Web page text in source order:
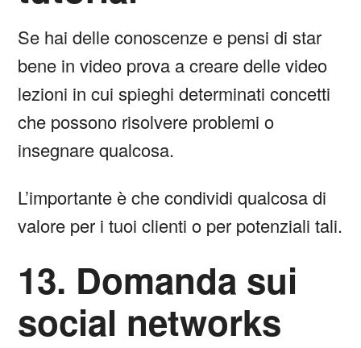
Se hai delle conoscenze e pensi di star
bene in video prova a creare delle video
lezioni in cui spieghi determinati concetti
che possono risolvere problemi o
insegnare qualcosa.
L’importante è che condividi qualcosa di
valore per i tuoi clienti o per potenziali tali.
13. Domanda sui
social networks